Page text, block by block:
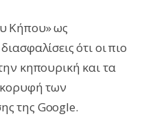
Κήπου» ως
ότι οι πιο
κηπουρική και τα
των
της Google.